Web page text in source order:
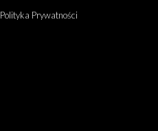
Polityka Prywatności